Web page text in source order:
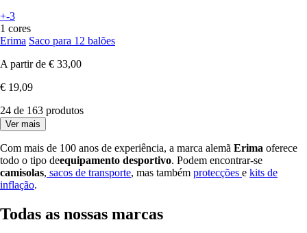
+-3
1 cores
Erima Saco para 12 balões
A partir de € 33,00
€ 19,09
24 de 163 produtos
Ver mais
Com mais de 100 anos de experiência, a marca alemã Erima oferece
todo o tipo deequipamento desportivo. Podem encontrar-se
camisolas, sacos de transporte, mas também protecções e kits de
inflação.
Todas as nossas marcas